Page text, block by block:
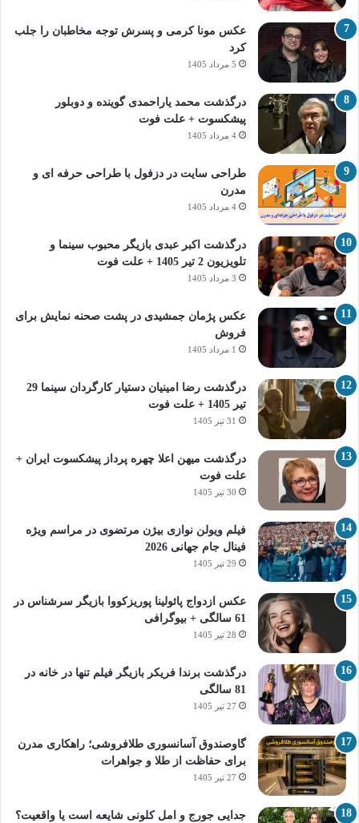
عکس مونا کرمی و پسرش توجه مخاطبان را جلب
کرد
5 مرداد 1405
درگذشت محمد یاراحمدی گوینده و دوبلور
پیشکسوت + علت فوت
4 مرداد 1405
طراحی سایت در دزفول با طراحی حرفه‌ ای و
مدرن
4 مرداد 1405
درگذشت اکبر عبدی بازیگر محبوب سینما و
تلویزیون 2 تیر 1405 + علت فوت
3 مرداد 1405
عکس پژمان جمشیدی در پشت صحنه نمایش برای
فروش
1 مرداد 1405
درگذشت رضا امینیان دستیار کارگردان سینما 29
تیر 1405 + علت فوت
31 تیر 1405
درگذشت میهن اعلا چهره پرداز پیشکسوت ایران +
علت فوت
30 تیر 1405
فیلم ویولن نوازی بیژن مرتضوی در مراسم ویژه
فینال جام جهانی 2026
29 تیر 1405
عکس ازدواج پائولینا پوریزکووا بازیگر سرشناس در
61 سالگی + بیوگرافی
28 تیر 1405
درگذشت برندا فریکر بازیگر فیلم تنها در خانه در
81 سالگی
27 تیر 1405
گاوصندوق آسانسوری طلافروشی؛ راهکاری مدرن
برای حفاظت از طلا و جواهرات
27 تیر 1405
جدایی جورج و امل کلونی شایعه است یا واقعیت؟